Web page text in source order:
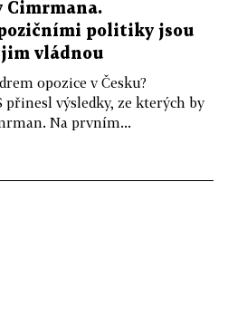
Cimrmana.
politiky jsou
vládnou
opozice v Česku?
výsledky, ze kterých by
Na prvním...